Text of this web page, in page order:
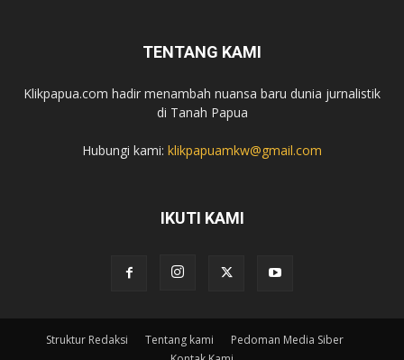
TENTANG KAMI
Klikpapua.com hadir menambah nuansa baru dunia jurnalistik
di Tanah Papua
Hubungi kami: klikpapuamkw@gmail.com
IKUTI KAMI
Struktur Redaksi Tentang kami
Pedoman Media Siber